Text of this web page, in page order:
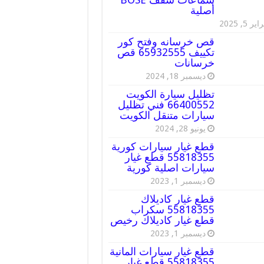
أصلية
5, 2025
قص خرسانه وفتح كور
تكييف 65932555 قص
خرسانات
ديسمبر 18, 2024
تظليل سيارة الكويت
66400552 فني تظليل
سيارات متنقل الكويت
يونيو 28, 2024
قطع غيار سيارات كورية
55818355 قطع غيار
سيارات اصلية كورية
ديسمبر 1, 2023
قطع غيار كاديلاك
55818355 سكراب
قطع غيار كاديلاك رخيص
ديسمبر 1, 2023
قطع غيار سيارات المانية